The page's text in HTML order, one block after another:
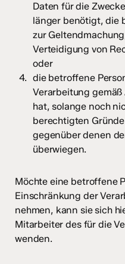
Daten für die
länger benötigt, die
zur
Verteidigung von
oder
die betroffene
Verarbeitung
hat, solange noch
berechtigten
gegenüber denen
überwiegen.
Möchte eine betroffene
Einschränkung der
nehmen, kann sie sich
Mitarbeiter des für die
wenden.